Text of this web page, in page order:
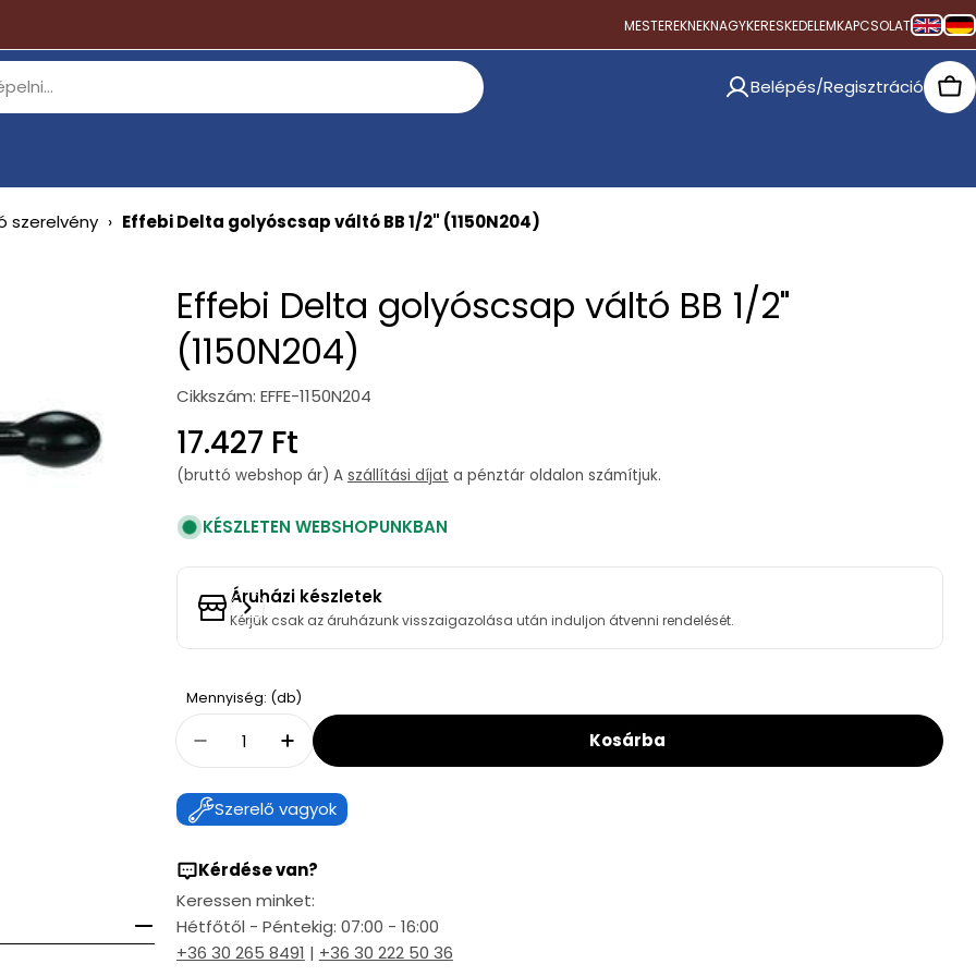
MESTEREKNEKNAGYKERESKEDELEMKAPCSOLAT
Belépés/Regisztráció
szerelvény › Effebi Delta golyóscsap váltó BB 1/2" (1150N204)
Effebi Delta golyóscsap váltó BB 1/2"
(1150N204)
Cikkszám: EFFE-1150N204
Regular
price
17.427 Ft
(bruttó webshop ár) A szállítási díjat a pénztár oldalon számítjuk.
KÉSZLETEN WEBSHOPUNKBAN
Áruházi készletek
Kérjük csak az áruházunk visszaigazolása után induljon átvenni rendelését.
Mennyiség: (db)
Decrease Quantity For Effebi Delta Golyóscsap Váltó BB 1/2&quot;
Increase Quantity For Effebi Delta Golyóscsap Váltó BB 1/2&quot;
Kosárba
Szerelő vagyok
Kérdése van?
Keressen minket:
Hétfőtől - Péntekig: 07:00 - 16:00
+36 30 265 8491 | +36 30 222 50 36